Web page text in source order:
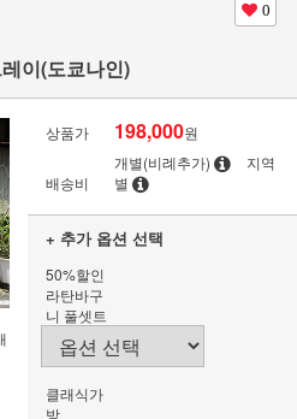
0
이(도쿄나인)
상품가 198,000원
배송비
개별(비례추가)
지역
별
+ 추가 옵션 선택
50%할인
라탄바구
니 풀셋트
클래식가
방